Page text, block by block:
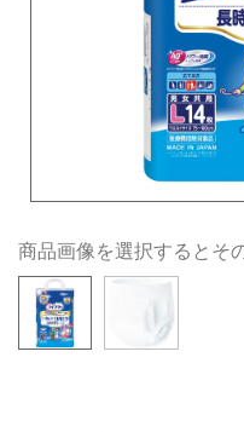
商品画像を選択するとそ